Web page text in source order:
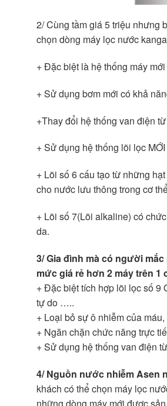
2/ Cùng tầm giá 5 triệu nhưng
chọn dòng máy lọc nước
+ Đặc biệt là hệ thống máy
+ Sử dụng bơm mới có khả
+Thay đổi hệ thống van điện
+ Sử dụng hệ thống lõi lọc
+ Lõi số 6 cấu tạo từ những
cho nước lưu thông trong cơ
+ Lõi số 7(Lõi alkaline) có
da.
3/ Gia đình mà có người
mức giá rẻ hơn 2 máy trên
+ Đặc biệt tích hợp lõi lọc số 9
tự do …..
+ Loại bỏ sự ô nhiễm của
+ Ngăn chặn chức năng trực
+ Sử dụng hệ thống van điện
4/ Nguồn nước nhiễm Asen
khách có thể chọn máy lọc
những dòng máy mới được